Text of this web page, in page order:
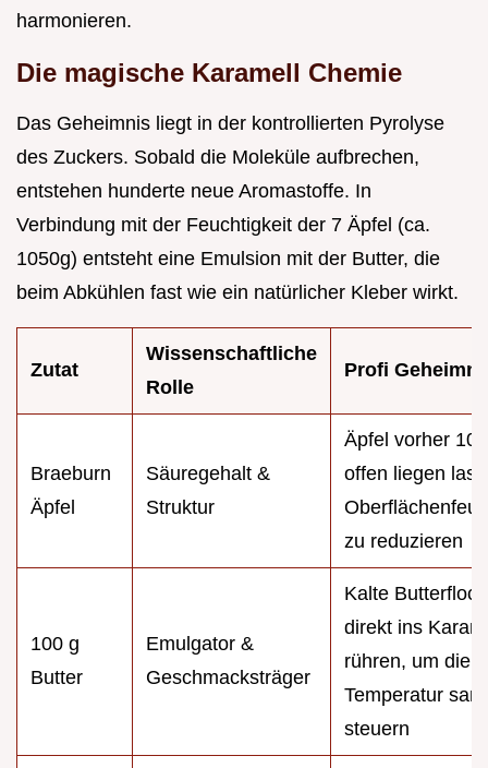
harmonieren.
Die magische Karamell Chemie
Das Geheimnis liegt in der kontrollierten Pyrolyse
des Zuckers. Sobald die Moleküle aufbrechen,
entstehen hunderte neue Aromastoffe. In
Verbindung mit der Feuchtigkeit der 7 Äpfel (ca.
1050g) entsteht eine Emulsion mit der Butter, die
beim Abkühlen fast wie ein natürlicher Kleber wirkt.
Zutat
Wissenschaftliche
Rolle
Profi
Braeburn
Äpfel
Säuregehalt &
Struktur
Äpfel vorher 10
offen liegen
zu reduzieren
100 g
Butter
Emulgator &
Geschmacksträger
Kalte
direkt ins
rühren, um die
Temperatur
steuern